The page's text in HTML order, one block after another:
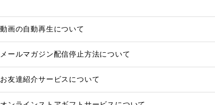
動画の自動再生について
メールマガジン配信停止方法について
お友達紹介サービスについて